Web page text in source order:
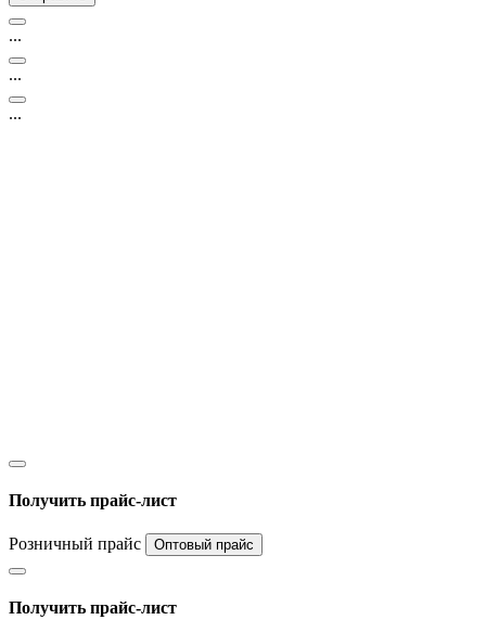
...
...
...
Получить прайс-лист
Розничный прайс Оптовый прайс
Получить прайс-лист